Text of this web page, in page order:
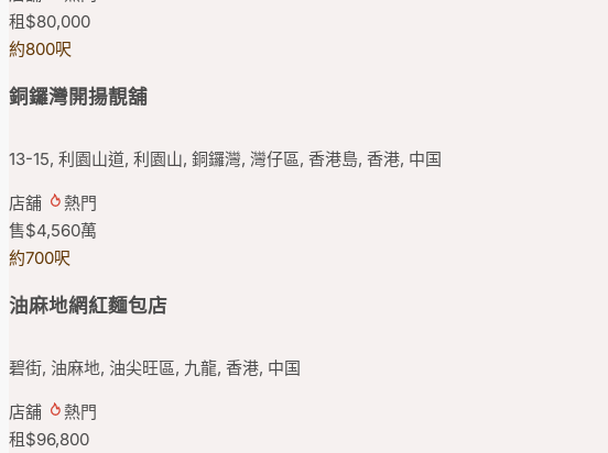
租$80,000
約800呎
銅鑼灣開揚靚舖
13-15, 利園山道, 利園山, 銅鑼灣, 灣仔區, 香港島, 香港, 中国
店舖
熱門
售$4,560萬
約700呎
油麻地網紅麵包店
碧街, 油麻地, 油尖旺區, 九龍, 香港, 中国
店舖
熱門
租 $96,800